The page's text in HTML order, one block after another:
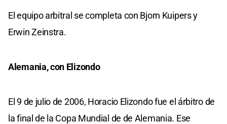
El equipo arbitral se completa con Bjorn Kuipers y
Erwin Zeinstra.
Alemania, con Elizondo
El 9 de julio de 2006, Horacio Elizondo fue el árbitro de
la final de la Copa Mundial de de Alemania. Ese